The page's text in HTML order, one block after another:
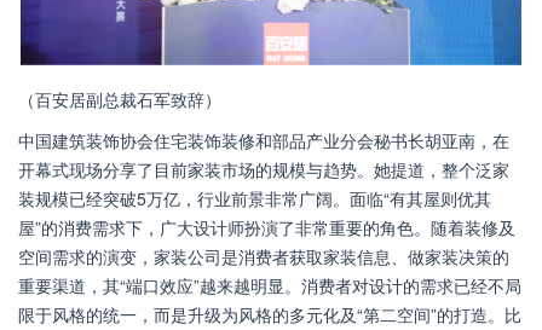
（百安居副总裁石军致辞）
中国建筑装饰协会住宅装饰装修和部品产业分会秘书长胡亚南，在
开幕式现场分享了目前家装市场的规模与趋势。她提道，整个泛家
装规模已经突破5万亿，行业前景非常广阔。面临“有其屋则优其
屋”的消费需求下，广大设计师扮演了非常重要的角色。随着装修及
空间需求的演变，家装公司是消费者获取家装信息、做家装决策的
重要渠道，其“端口效应”越来越明显。消费者对设计的需求已经不局
限于风格的统一，而是升级为风格的多元化及“第二空间”的打造。比